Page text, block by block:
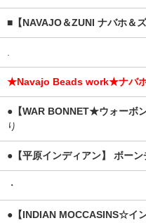
■【NAVAJO＆ZUNI ナバホ＆
.
★Navajo Beads work★ナバホ
●【WAR BONNET★ウォーボン
り
●【平原インディアン】 ボー
・
●【INDIAN MOCCASINS☆イ